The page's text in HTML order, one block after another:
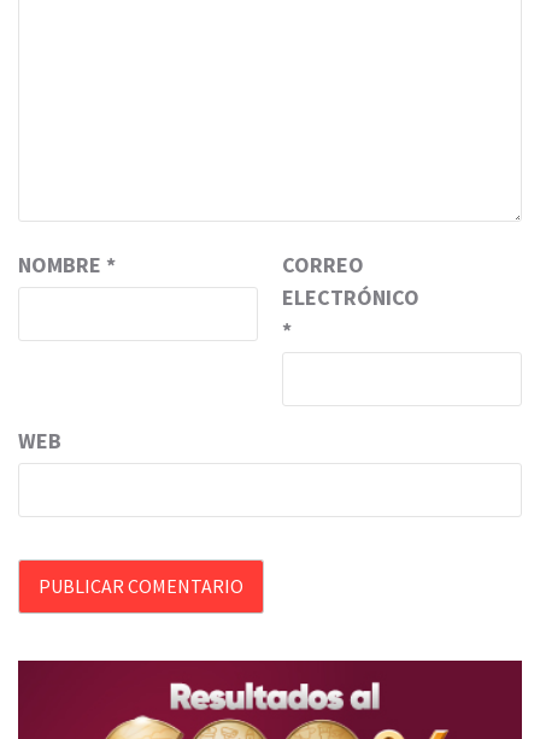
NOMBRE *
CORREO
ELECTRÓNICO
*
WEB